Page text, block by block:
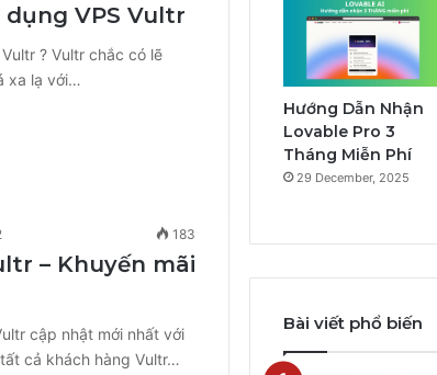
VPS Vultr
? Vultr chắc có lẽ
xa lạ với…
183
– Khuyến mãi
cập nhật mới nhất với
cả khách hàng Vultr…
Hướng Dẫn Nhận
Lovable Pro 3
Tháng Miễn Phí
29 December, 2025
Bài viết phổ biến